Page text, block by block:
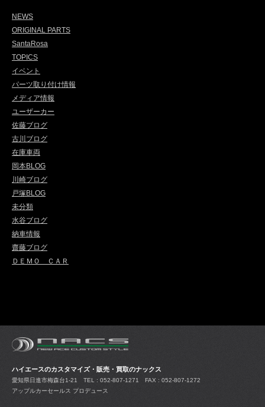
NEWS
ORIGINAL PARTS
SantaRosa
TOPICS
イベント
パーツ取り付け情報
メディア情報
ユーザーカー
佐藤ブログ
古川ブログ
在庫車両
岡本BLOG
川崎ブログ
戸塚BLOG
未分類
水谷ブログ
納車情報
齋藤ブログ
ＤＥＭＯ ＣＡＲ
ハイエースのカスタマイズ・販売・買取のナックス
愛知県日進市梅森台1-21 TEL : 052-807-1271 FAX : 052-807-1272
アップルカーセールス プロデュース